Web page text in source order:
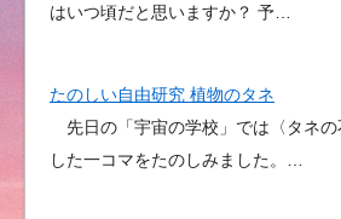
はいつ頃だと思いますか？ 予…
たのしい自由研究 植物のタネ
先日の「宇宙の学校」では〈タネの
した一コマをたのしみました。…